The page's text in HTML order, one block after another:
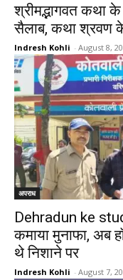
श्रीमद्भागवत कथा
सैलाब, कथा श्रवण
Indresh Kohli - August 8,
अपराध
Dehradun ke
कमाया मुनाफा, अब
थे निशाने पर
Indresh Kohli - August 7,